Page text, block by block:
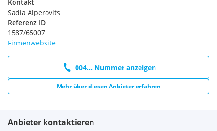
Die Informationen beruhen teilweise auf Angaben des
Eigentümers und sind ohne Gewähr! Wir haften daher nicht
für deren Richtigkeit.
Irrtümer und Änderungen sowie Zwischenvermietung
vorbehalten.
Wir weisen darauf hin, dass zwischen dem Vermittler und
dem zu vermittelnden Dritten ein familiäres oder
wirtschaftliches Naheverhältnis besteht.
Kontakt
Sadia Alperovits
Referenz ID
1587/65007
Firmenwebsite
004... Nummer anzeigen
Mehr über diesen Anbieter erfahren
Anbieter kontaktieren